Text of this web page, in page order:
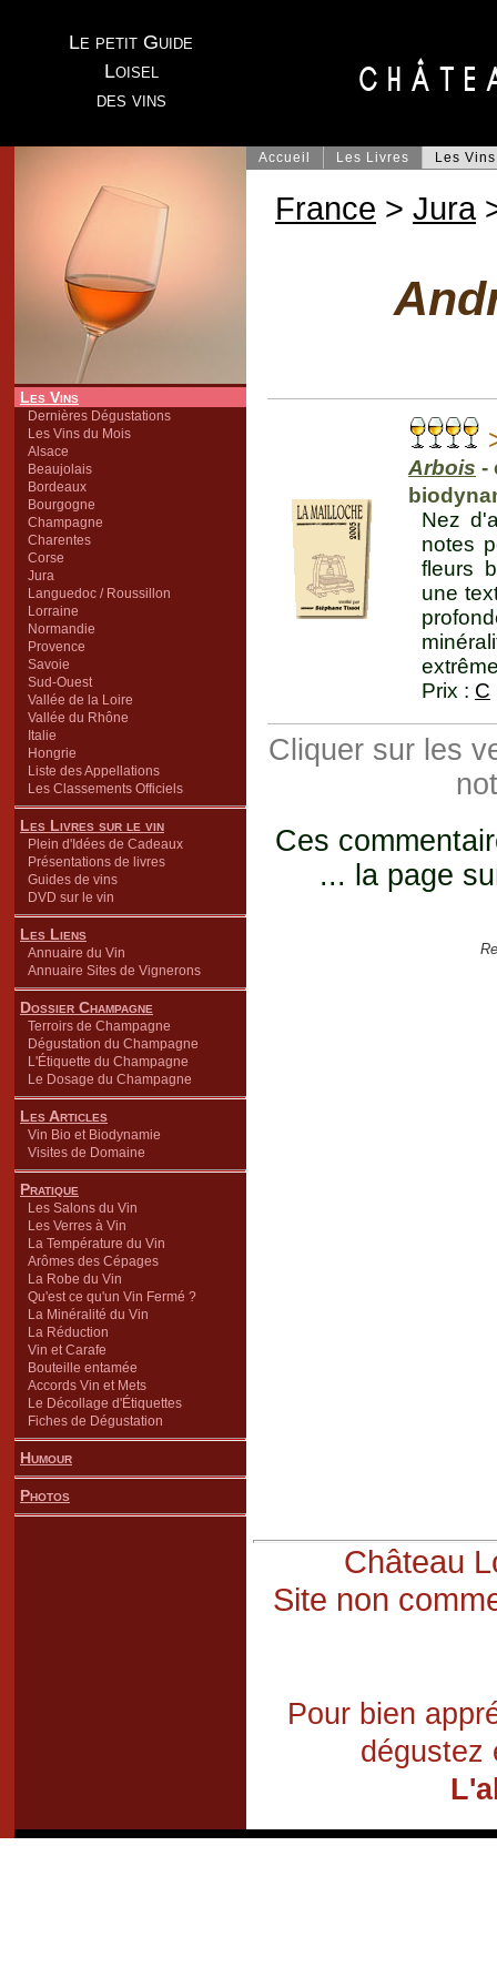
Le petit Guide
Loisel
des vins
Les Vins
Dernières Dégustations
Les Vins du Mois
Alsace
Beaujolais
Bordeaux
Bourgogne
Champagne
Charentes
Corse
Jura
Languedoc / Roussillon
Lorraine
Normandie
Provence
Savoie
Sud-Ouest
Vallée de la Loire
Vallée du Rhône
Italie
Hongrie
Liste des Appellations
Les Classements Officiels
Les Livres sur le vin
Plein d'Idées de Cadeaux
Présentations de livres
Guides de vins
DVD sur le vin
Les Liens
Annuaire du Vin
Annuaire Sites de Vignerons
Dossier Champagne
Terroirs de Champagne
Dégustation du Champagne
L'Étiquette du Champagne
Le Dosage du Champagne
Les Articles
Vin Bio et Biodynamie
Visites de Domaine
Pratique
Les Salons du Vin
Les Verres à Vin
La Température du Vin
Arômes des Cépages
La Robe du Vin
Qu'est ce qu'un Vin Fermé ?
La Minéralité du Vin
La Réduction
Vin et Carafe
Bouteille entamée
Accords Vin et Mets
Le Décollage d'Étiquettes
Fiches de Dégustation
Humour
Photos
Accueil Les Livres Les Vins
France > Jura
Arbois -
Nez
notes
fleurs
une
Prix : C
Cliquer sur les
Ces
... la page
Château
Site non
Pour bien
dégustez